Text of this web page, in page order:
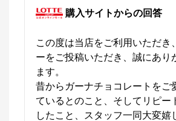
購入サイトからの回答
この度は当店をご利用いただき
ーをご投稿いただき、誠にあり
ます。
昔からガーナチョコレートをご
ているとのこと、そしてリピー
したこと、スタッフ一同大変嬉